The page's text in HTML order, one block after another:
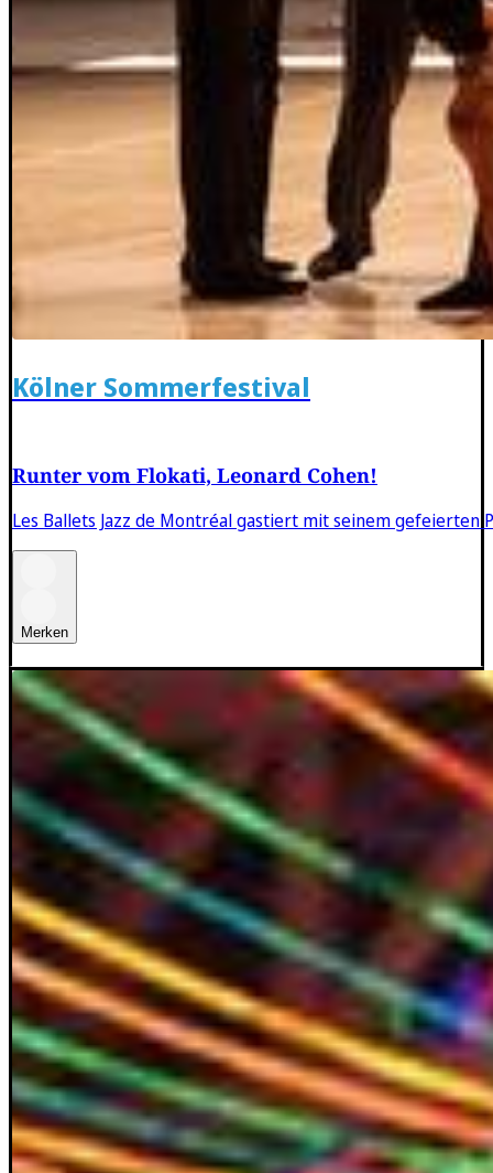
Kölner Sommerfestival
Runter vom Flokati, Leonard Cohen!
Les Ballets Jazz de Montréal gastiert mit seinem gefeierten
Merken